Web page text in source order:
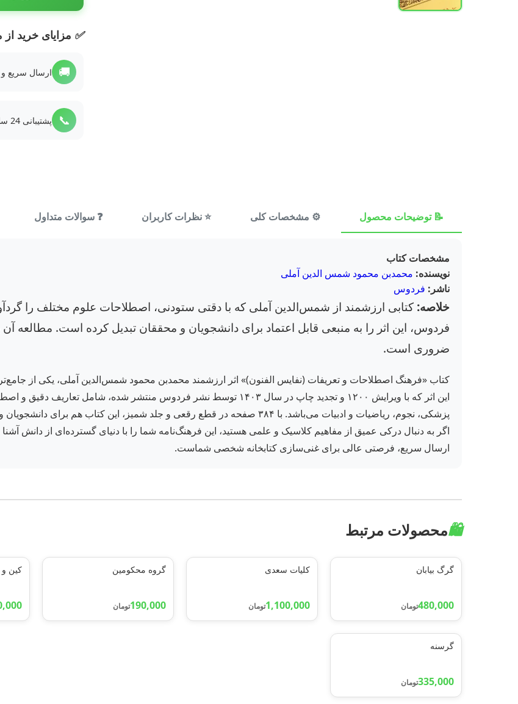
✅ مزایای خرید از
🚚 ارسال سریع و
📞 پشتیبانی 24 ساعته
📝 توضیحات محصول ⚙️ مشخصات کلی ⭐ نظرات کاربران ❓ سوالات متداول
مشخصات کتاب
نویسنده: محمدبن محمود شمس الدین آملی
ناشر: فردوس
خلاصه: کتابی ارزشمند از شمس‌الدین آملی که با دقتی ستودنی، اصطلاحات علوم مختلف را
فردوس، این اثر را به منبعی قابل اعتماد برای دانشجویان و محققان تبدیل کرده است. مطالعه
ضروری است.
کتاب «فرهنگ اصطلاحات و تعریفات (نفایس الفنون)» اثر ارزشمند محمدبن محمود شمس‌الدین آملی، یکی از
این اثر که با ویرایش ۱۲۰۰ و تجدید چاپ در سال ۱۴۰۳ توسط نشر فردوس منتشر
پزشکی، نجوم، ریاضیات و ادبیات می‌باشد. با ۳۸۴ صفحه در قطع رقعی و جلد شمیز،
اگر به دنبال درکی عمیق از مفاهیم کلاسیک و علمی هستید، این فرهنگ‌نامه شما را با دنیای گسترده‌ای از دانش
ارسال سریع، فرصتی عالی برای غنی‌سازی کتابخانه شخصی شماست.
🛍️محصولات مرتبط
گرگ بیابان
480,000تومان
کلیات سعدی
1,100,000تومان
گروه محکومین
190,000تومان
کین و
گرسنه
335,000تومان